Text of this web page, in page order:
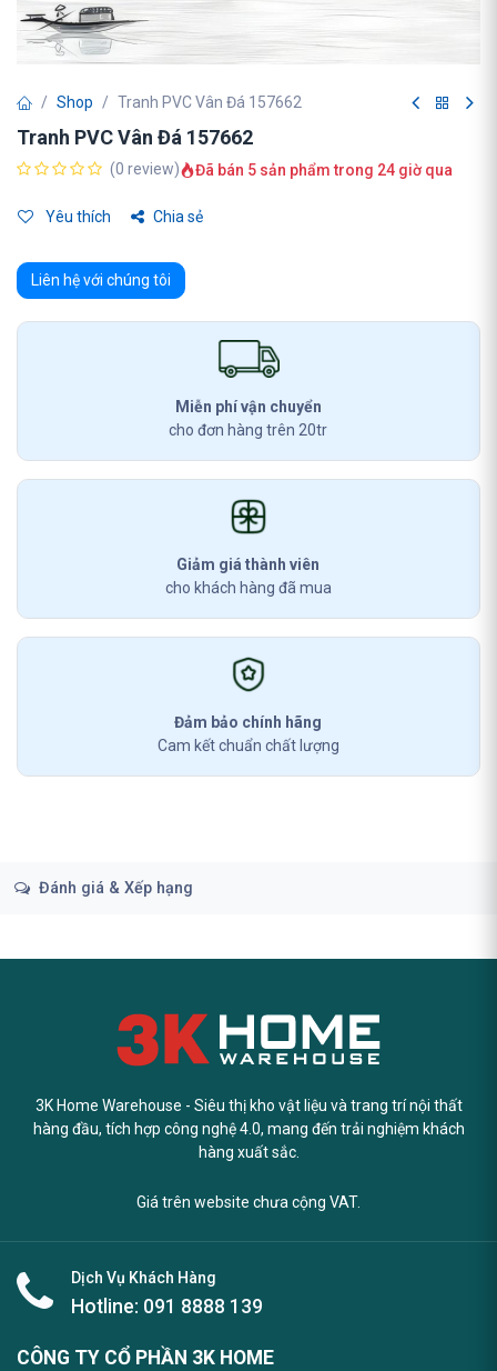
Shop Tranh PVC Vân Đá 157662
Tranh PVC Vân Đá 157662
(0 review) Đã bán 5 sản phẩm trong 24 giờ qua
Yêu thích Chia sẻ
Liên hệ với chúng tôi
Miễn phí vận chuyển
cho đơn hàng trên 20tr
Giảm giá thành viên
cho khách hàng đã mua
Đảm bảo chính hãng
Cam kết chuẩn chất lượng
Đánh giá & Xếp hạng
3K Home Warehouse - Siêu thị kho vật liệu và trang trí nội thất
hàng đầu, tích hợp công nghệ 4.0, mang đến trải nghiệm khách
hàng xuất sắc.
Giá trên website chưa cộng VAT.
Dịch Vụ Khách Hàng
Hotline: 091 8888 139
CÔNG TY CỔ PHẦN 3K HOME